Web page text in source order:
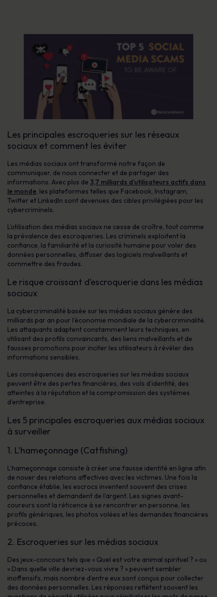
Les principales escroqueries sur les réseaux
sociaux et comment les éviter
Les médias sociaux ont transformé notre façon de
communiquer, de nous connecter et de partager des
informations. Avec plus de 3,7 milliards d’utilisateurs actifs dans
le monde, les plateformes telles que Facebook, Instagram,
Twitter et LinkedIn sont devenues des cibles privilégiées pour les
cybercriminels.
L’utilisation des médias sociaux ne cesse de croître, tout comme
la prévalence des escroqueries. Les criminels exploitent la
confiance, la familiarité et la curiosité humaine pour voler des
données personnelles, diffuser des logiciels malveillants et
commettre des fraudes.
Le risque croissant d’escroquerie dans les médias
sociaux
La cybercriminalité basée sur les médias sociaux génère des
milliards par an pour l’économie mondiale de la cybercriminalité.
Les attaquants adaptent constamment leurs techniques, en
utilisant des profils convaincants, des liens malveillants et de
fausses promotions pour inciter les utilisateurs à révéler des
informations sensibles.
Les conséquences des escroqueries sur les médias sociaux
peuvent être des pertes financières, des vols d’identité, des
atteintes à la réputation et la compromission des systèmes
d’entreprise.
Les 5 principales escroqueries aux médias sociaux
à surveiller
1. L’hameçonnage (Catfishing)
L’hameçonnage consiste à créer une fausse identité en ligne afin
de nouer des relations affectives avec les victimes. Une fois la
confiance établie, les escrocs inventent souvent des crises
personnelles et demandent de l’argent. Les signes avant-
coureurs sont la réticence à se rencontrer en personne, les
profils génériques, les photos volées et les demandes financières
précoces.
2. Escroqueries sur les médias sociaux
Des jeux-concours tels que « Quel est votre animal spirituel ? » ou
« Dans quelle ville devriez-vous vivre ? » peuvent sembler
inoffensifs, mais nombre d’entre eux sont conçus pour collecter
des données personnelles. Les réponses reflètent souvent les